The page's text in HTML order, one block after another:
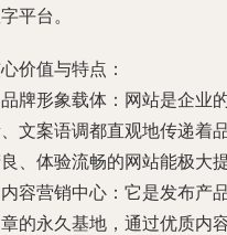
平台。
价值与特点：
品牌形象载体 ：网站是企业
文案语调都直观地传递着
、体验流畅的网站能极大
内容营销中心 ：它是发布产
的永久基地，通过优质内